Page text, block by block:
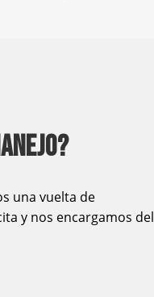
una vuelta de
y nos encargamos del